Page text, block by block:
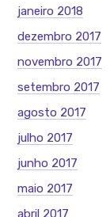
janeiro 2018
dezembro 2017
novembro 2017
setembro 2017
agosto 2017
julho 2017
junho 2017
maio 2017
abril 2017